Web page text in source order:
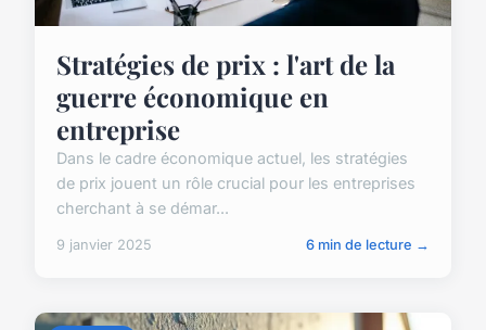
Stratégies de prix : l'art de la
guerre économique en
entreprise
Dans le cadre économique actuel, les stratégies
de prix jouent un rôle crucial pour les entreprises
cherchant à se démar...
9 janvier 2025 6 min de lecture →